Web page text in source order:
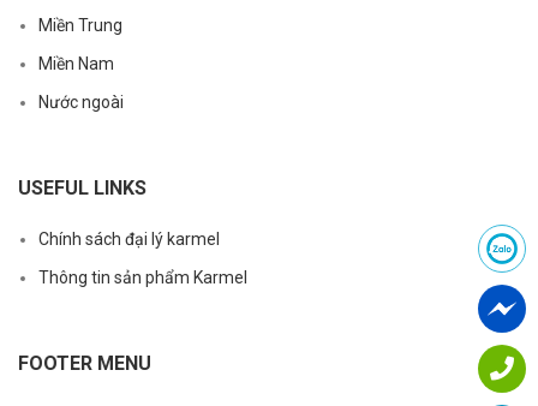
Miền Trung
Miền Nam
Nước ngoài
USEFUL LINKS
Chính sách đại lý karmel
Thông tin sản phẩm Karmel
FOOTER MENU